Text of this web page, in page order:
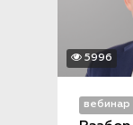
5996
вебинар